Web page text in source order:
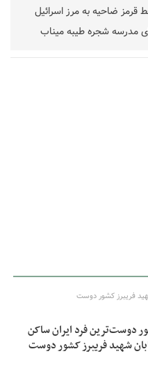
ضاحیه به مرز اسرائیل
مدرسه شجره طیبه میناب
فریبرز کشور دوست
دوست‌ترین فرد ایران ساکن
شهید فریبرز کشور دوست